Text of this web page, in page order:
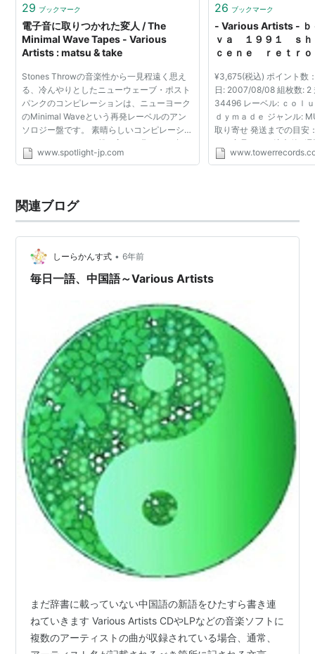
29 ブックマーク
電子音に取りつかれた変人 / The
Minimal Wave Tapes - Various
Artists : matsu & take
Stones Throwの音楽性から一見程遠く思え
る、冷んやりとしたニューウェーブ・ポスト
パンクのコンピレーションは、ニューヨーク
のMinimal Waveという再発レーベルのアン
ソロジー盤です。 素晴らしいコンピレーショ
ンアルバムは、その盤に入った曲の組み合わ
せが新たな価値観や世界観を提示するもの
www.spotlight-jp.com
26 ブックマーク
- Various Artists -
ｖａ １９９１ ｓ
ｃｅｎｅ ｒｅｔｒｏ
¥3,675(税込) ポイント数
日: 2007/08/08 組枚数: 2
34496 レーベル: ｃｏｌ
ｄｙｍａｄｅ ジャンル:
取り寄せ 発送までの目安
せの商品は、ご注文後3
過しても入荷がない場合
関連ブログ
しーらかんす式 • 6年前
毎日一語、中国語～Various Artists
まだ辞書に載っていない中国語の新語をひたすら書き連
ねていきます Various Artists CDやLPなどの音楽ソフトに
複数のアーティストの曲が収録されている場合、通常、